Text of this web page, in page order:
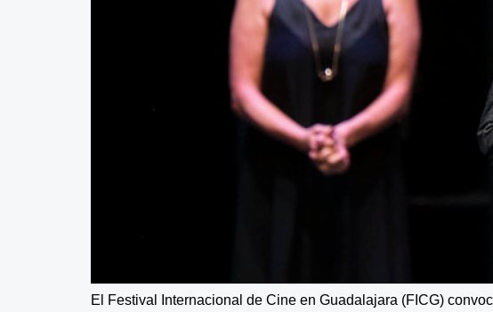
El Festival Internacional de Cine en Guadalajara (FICG)